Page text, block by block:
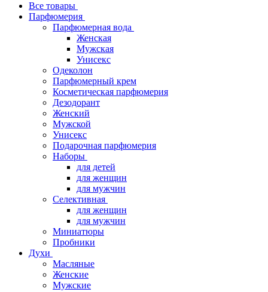
Все товары
Парфюмерия
Парфюмерная вода
Женская
Мужская
Унисекс
Одеколон
Парфюмерный крем
Косметическая парфюмерия
Дезодорант
Женский
Мужской
Унисекс
Подарочная парфюмерия
Наборы
для детей
для женщин
для мужчин
Селективная
для женщин
для мужчин
Миниатюры
Пробники
Духи
Масляные
Женские
Мужские